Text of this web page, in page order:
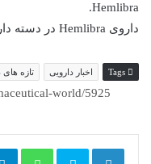
Hemlibra.
داروی Hemlibra در دسته داروهای orphan قرار گرفته است.
اخبار دارویی تازه های
world/5925
WhatsApp